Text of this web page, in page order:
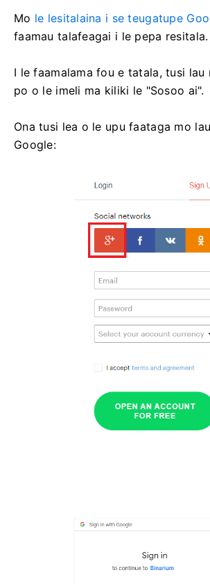
Mo le lesitalaina i se teugatupe
faamau talafeagai i le pepa resitala.
I le faamalama fou e tatala, tusi lau
po o le imeli ma kiliki le "Sosoo ai".
Ona tusi lea o le upu faataga mo
Google: